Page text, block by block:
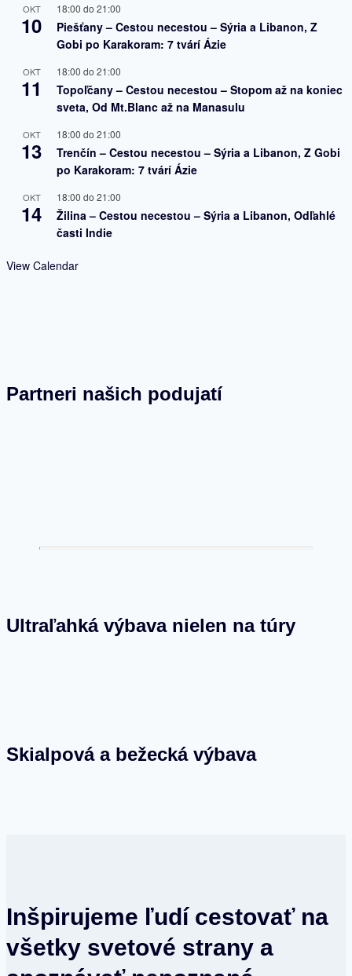
OKT
10
18:00 do 21:00
Piešťany – Cestou necestou – Sýria a Libanon, Z
Gobi po Karakoram: 7 tvárí Ázie
OKT
11
18:00 do 21:00
Topoľčany – Cestou necestou – Stopom až na koniec
sveta, Od Mt.Blanc až na Manasulu
OKT
13
18:00 do 21:00
Trenčín – Cestou necestou – Sýria a Libanon, Z Gobi
po Karakoram: 7 tvárí Ázie
OKT
14
18:00 do 21:00
Žilina – Cestou necestou – Sýria a Libanon, Odľahlé
časti Indie
View Calendar
Partneri našich podujatí
Ultraľahká výbava nielen na túry
Skialpová a bežecká výbava
Inšpirujeme ľudí cestovať na
všetky svetové strany a